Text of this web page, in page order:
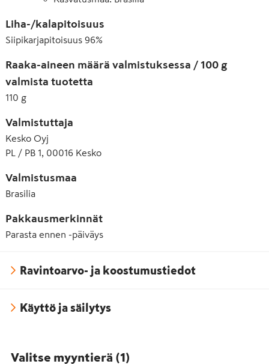
Liha-/kalapitoisuus
Siipikarjapitoisuus 96%
Raaka-aineen määrä valmistuksessa / 100 g
valmista tuotetta
110 g
Valmistuttaja
Kesko Oyj
PL / PB 1, 00016 Kesko
Valmistusmaa
Brasilia
Pakkausmerkinnät
Parasta ennen -päiväys
Ravintoarvo- ja koostumustiedot
Käyttö ja säilytys
Valitse myyntierä (1 )